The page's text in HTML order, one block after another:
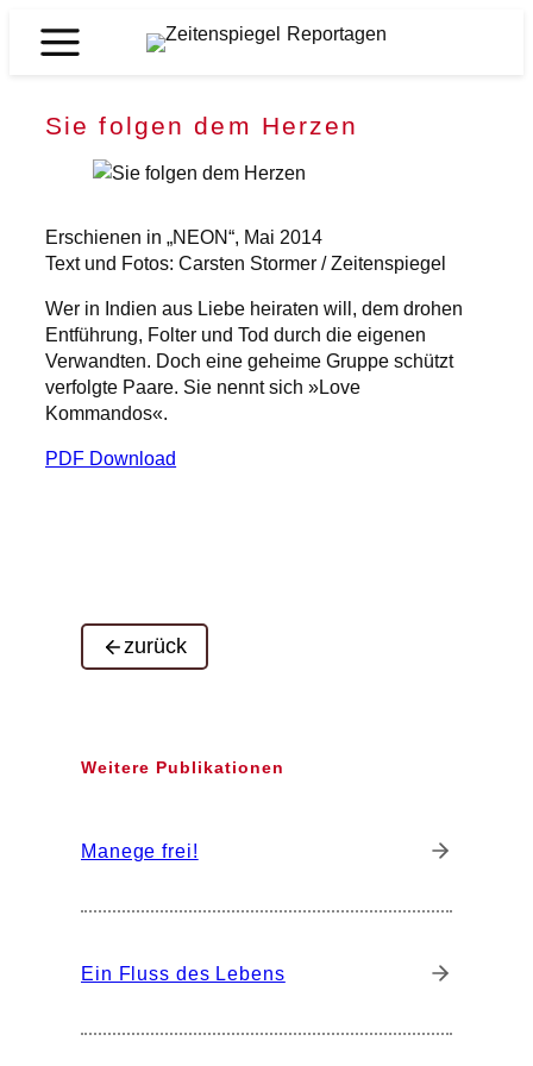
Inhalt
Zeitenspiegel
Sie folgen dem Herzen
Erschienen in „NEON“, Mai 2014
Text und Fotos: Carsten Stormer / Zeitenspiegel
Wer in Indien aus Liebe heiraten will, dem drohen
Entführung, Folter und Tod durch die eigenen
Verwandten. Doch eine geheime Gruppe schützt
verfolgte Paare. Sie nennt sich »Love
Kommandos«.
PDF Download
zurück
Weitere Publikationen
Manege frei!
Ein Fluss des Lebens